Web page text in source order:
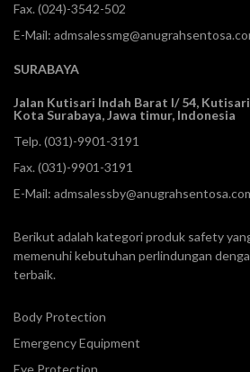
Fax. (024)-3542-502
E-Mail:
SURABAYA
Jalan Kutisari Indah Barat I/ 54,
Kota Surabaya, Jawa timur, Indonesia
Telp.(031)-9901-3191
Fax. (031)-9901-3191
E-Mail:
Berikut adalah kategori produk safety
memenuhi kebutuhan perlindungan
terbaik.
Body Protection
Emergency Equipment